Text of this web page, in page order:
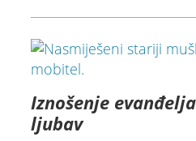
Iznošenje
ljubav